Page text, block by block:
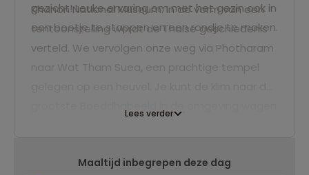
gezicht! Leuke ervaring om met het gezin ook in
een bootje te stappen en een rondje te maken.
Khanon National Museum. In de vorm van een
tentoonstelling wordt de Thaise geschiedenis
verteld. We vervolgen onze weg via Photharam
waar we twee nachten verblijven op drijvende
Lees verder
Maaltijd inbegrepen deze dag